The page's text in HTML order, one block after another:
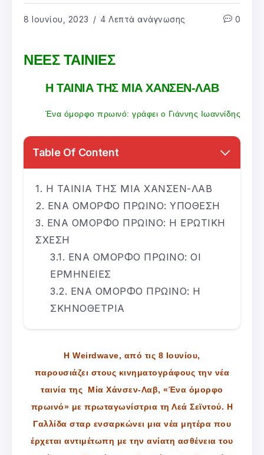
8 Ιουνίου, 2023 4 Λεπτά ανάγνωσης 0
ΝΕΕΣ ΤΑΙΝΙΕΣ
Η ΤΑΙΝΙΑ ΤΗΣ ΜΙΑ ΧΑΝΣΕΝ-ΛΑΒ
Ένα όμορφο πρωινό: γράφει ο Γιάννης Ιωαννίδης
Table Of Content
Η ΤΑΙΝΙΑ ΤΗΣ ΜΙΑ ΧΑΝΣΕΝ-ΛΑΒ
ΕΝΑ ΟΜΟΡΦΟ ΠΡΩΙΝΟ: ΥΠΟΘΕΣΗ
ΕΝΑ ΟΜΟΡΦΟ ΠΡΩΙΝΟ: Η ΕΡΩΤΙΚΗ
ΣΧΕΣΗ
ΕΝΑ ΟΜΟΡΦΟ ΠΡΩΙΝΟ: ΟΙ
ΕΡΜΗΝΕΙΕΣ
ΕΝΑ ΟΜΟΡΦΟ ΠΡΩΙΝΟ: Η
ΣΚΗΝΟΘΕΤΡΙΑ
H Weirdwave, από τις 8 Ιουνίου,
παρουσιάζει στους κινηματογράφους την νέα
ταινία της Μία Χάνσεν-Λαβ, «Ένα όμορφο
πρωινό» με πρωταγωνίστρια τη Λεά Σεϊντού. Η
Γαλλίδα σταρ ενσαρκώνει μια νέα μητέρα που
έρχεται αντιμέτωπη με την ανίατη ασθένεια του